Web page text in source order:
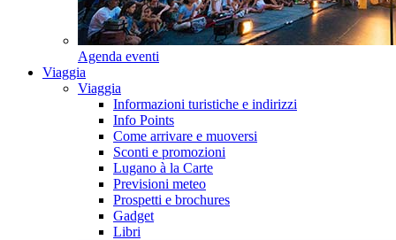
Agenda eventi
Viaggia
Viaggia
Informazioni turistiche e indirizzi
Info Points
Come arrivare e muoversi
Sconti e promozioni
Lugano à la Carte
Previsioni meteo
Prospetti e brochures
Gadget
Libri